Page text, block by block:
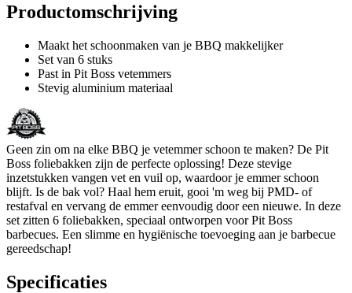
Productomschrijving
Maakt het schoonmaken van je BBQ makkelijker
Set van 6 stuks
Past in Pit Boss vetemmers
Stevig aluminium materiaal
Geen zin om na elke BBQ je vetemmer schoon te maken? De Pit
Boss foliebakken zijn de perfecte oplossing! Deze stevige
inzetstukken vangen vet en vuil op, waardoor je emmer schoon
blijft. Is de bak vol? Haal hem eruit, gooi 'm weg bij PMD- of
restafval en vervang de emmer eenvoudig door een nieuwe. In deze
set zitten 6 foliebakken, speciaal ontworpen voor Pit Boss
barbecues. Een slimme en hygiënische toevoeging aan je barbecue
gereedschap!
Specificaties